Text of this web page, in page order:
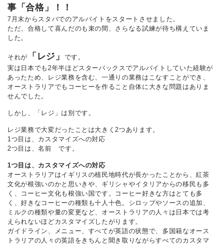
事「合格」！！
7月末からスタバでのアルバイトをスタートさせました。
ただ、合格して喜んだのも束の間、さらなる試練が待ち構えていま
した。
それが 「レジ」
です。
実は日本でも2年半ほどスターバックスでアルバイトしていた経験が
あったため、レジ業務を含む、一通りの業務はこなすことができ、
オーストラリアでもコーヒーを作ること自体に大きな問題はありま
せんでした。
しかし、「レジ」は別です。
レジ業務で大変だったことは大きく2つあります。
1つ目は、カスタマイズへの対応
2つ目は、名前 です。
1つ目は、カスタマイズへの対応
オーストラリアはイギリスの植民地時代が長かったことから、紅茶
文化が根強いのかと思いきや、ギリシャやイタリアからの移民も多
く、コーヒー文化も根強い国です。コーヒー好きな方はとても多
く、好きなコーヒーの種類も十人十色。シロップやソースの追加、
ミルクの種類や量の変更など、オーストラリアの人々は日本では考
えられないほどカスタマイズしたがります。
ガイドライン、メニュー、すべてが英語の状態で、多国籍なオース
トラリアの人々の英語をきちんと聞き取りながらすべてのカスタマ